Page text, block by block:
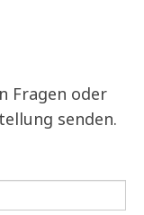
Fragen oder
senden.